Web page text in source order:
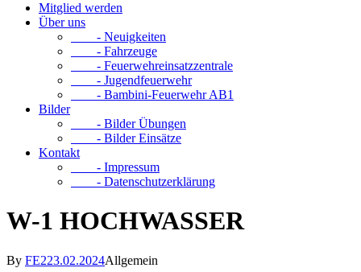
Mitglied werden
Über uns
- Neuigkeiten
- Fahrzeuge
- Feuerwehreinsatzzentrale
- Jugendfeuerwehr
- Bambini-Feuerwehr AB1
Bilder
- Bilder Übungen
- Bilder Einsätze
Kontakt
- Impressum
- Datenschutzerklärung
W-1 HOCHWASSER
By FE223.02.2024Allgemein